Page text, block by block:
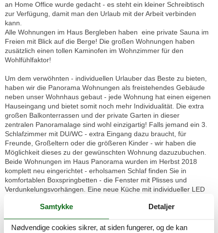
an Home Office wurde gedacht - es steht ein kleiner Schreibtisch
zur Verfügung, damit man den Urlaub mit der Arbeit verbinden
kann.
Alle Wohnungen im Haus Bergleben haben eine private Sauna im
Freien mit Blick auf die Berge! Die großen Wohnungen haben
zusätzlich einen tollen Kaminofen im Wohnzimmer für den
Wohlfühlfaktor!
Um dem verwöhnten - individuellen Urlauber das Beste zu bieten,
haben wir die Panorama Wohnungen als freistehendes Gebäude
neben unser Wohnhaus gebaut - jede Wohnung hat einen eigenen
Hauseingang und bietet somit noch mehr Individualität. Die extra
großen Balkonterrassen und der private Garten in dieser
zentralen Panoramalage sind wohl einzigartig! Falls jemand ein 3.
Schlafzimmer mit DU/WC - extra Eingang dazu braucht, für
Freunde, Großeltern oder die größeren Kinder - wir haben die
Möglichkeit dieses zu der gewünschten Wohnung dazuzubuchen.
Beide Wohnungen im Haus Panorama wurden im Herbst 2018
komplett neu eingerichtet - erholsamen Schlaf finden Sie in
komfortablen Boxspringbetten - die Fenster mit Plisses und
Verdunkelungsvorhängen. Eine neue Küche mit individueller LED
Heißluftherd, Geschirrspüler, Mikrowelle. Für Ihren Komfort
wurde jede Wohnung mit einer Nespresso Maschine mit
Milchschäumer, Toaster, Kaffeemaschine und Wasserkocher
Samtykke Detaljer
Nødvendige cookies sikrer, at siden fungerer, og de kan